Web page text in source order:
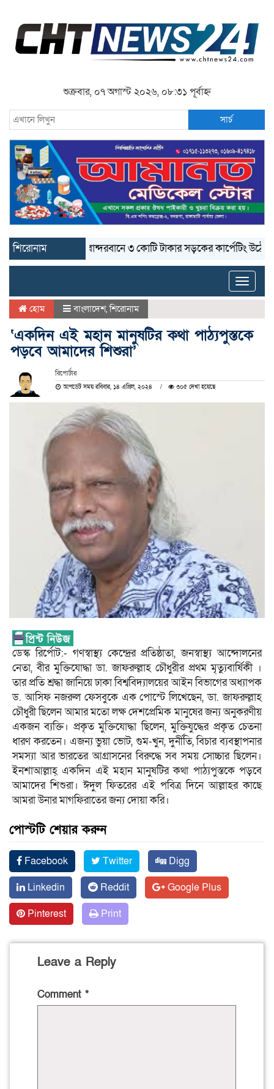
শুক্রবার, ০৭ অগাস্ট ২০২৬, ০৮:৩১ পূর্বাহ্ন
সার্চ
শিরোনাম বান্দরবানে ৩ কোটি টাকার সড়কের কার্পেটিং উঠে যাচ্ছে
Toggle
হোম বাংলাদেশ,শিরোনাম
‘একদিন এই মহান মানুষটির কথা পাঠ্যপুস্তকে
পড়বে আমাদের শিশুরা’
রিপোর্টার
আপডেট সময় রবিবার, ১৪ এপ্রিল, ২০২৪ ৩০৫ দেখা হয়েছে
ডেস্ক রির্পোট:- গণস্বাস্থ্য কেন্দ্রের প্রতিষ্ঠাতা, জনস্বাস্থ্য আন্দোলনের
নেতা, বীর মুক্তিযোদ্ধা ডা. জাফরুল্লাহ চৌধুরীর প্রথম মৃত্যুবার্ষিকী ।
তার প্রতি শ্রদ্ধা জানিয়ে ঢাকা বিশ্ববিদ্যালয়ের আইন বিভাগের অধ্যাপক
ড. আসিফ নজরুল ফেসবুকে এক পোস্টে লিখেছেন, ডা. জাফরুল্লাহ
চৌধুরী ছিলেন আমার মতো লক্ষ দেশপ্রেমিক মানুষের জন্য অনুকরণীয়
একজন ব্যক্তি। প্রকৃত মুক্তিযোদ্ধা ছিলেন, মুক্তিযুদ্ধের প্রকৃত চেতনা
ধারণ করতেন। এজন্য ভুয়া ভোট, গুম-খুন, দুর্নীতি, বিচার ব্যবস্থাপনার
সমস্যা আর ভারতের আগ্রাসনের বিরুদ্ধে সব সময় সোচ্চার ছিলেন।
ইনশাআল্লাহ্ একদিন এই মহান মানুষটির কথা পাঠ্যপুস্তকে পড়বে
আমাদের শিশুরা। ঈদুল ফিতরের এই পবিত্র দিনে আল্লাহর কাছে
আমরা উনার মাগফিরাতের জন্য দোয়া করি।
পোস্টটি শেয়ার করুন
Facebook Twitter
Digg
Linkedin
Reddit
Google Plus
Pinterest
Print
Leave a Reply
Comment *